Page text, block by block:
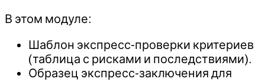
В этом модуле:
Шаблон экспресс-проверки критериев
(таблица с рисками и последствиями).
Образец экспресс-заключения для